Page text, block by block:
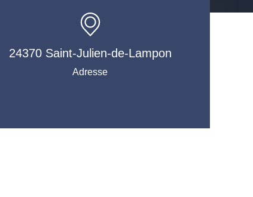
24370 Saint-Julien-de-Lampon
Adresse